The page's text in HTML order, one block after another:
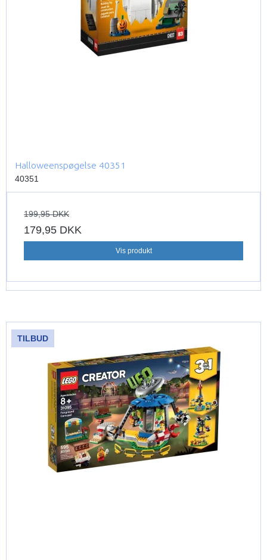
Halloweenspøgelse 40351
40351
199,95 DKK
179,95 DKK
Vis produkt
TILBUD